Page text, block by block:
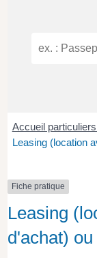
Accueil particuliers
Leasing (location
Fiche pratique
Leasing
d'achat)